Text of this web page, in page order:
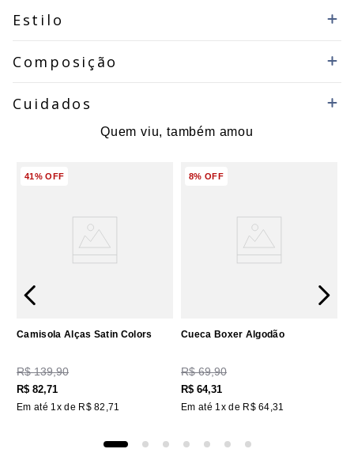
Estilo
Composição
Cuidados
Quem viu, também amou
41%OFF
Camisola Alças Satin Colors
R$ 139,90
R$ 82,71
Em até 1x de R$ 82 ,71
8% OFF
Cueca Boxer Algodão
R$ 69,90
R$ 64,31
Em até 1x de R$ 64,31